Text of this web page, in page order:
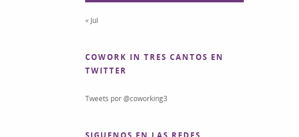
« Jul
COWORK IN TRES CANTOS EN
TWITTER
Tweets por @coworking3